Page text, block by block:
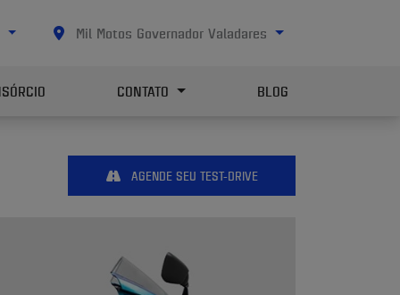
Mil Motos Governador Valadares
CONTATO BLOG
AGENDE SEU TEST-DRIVE